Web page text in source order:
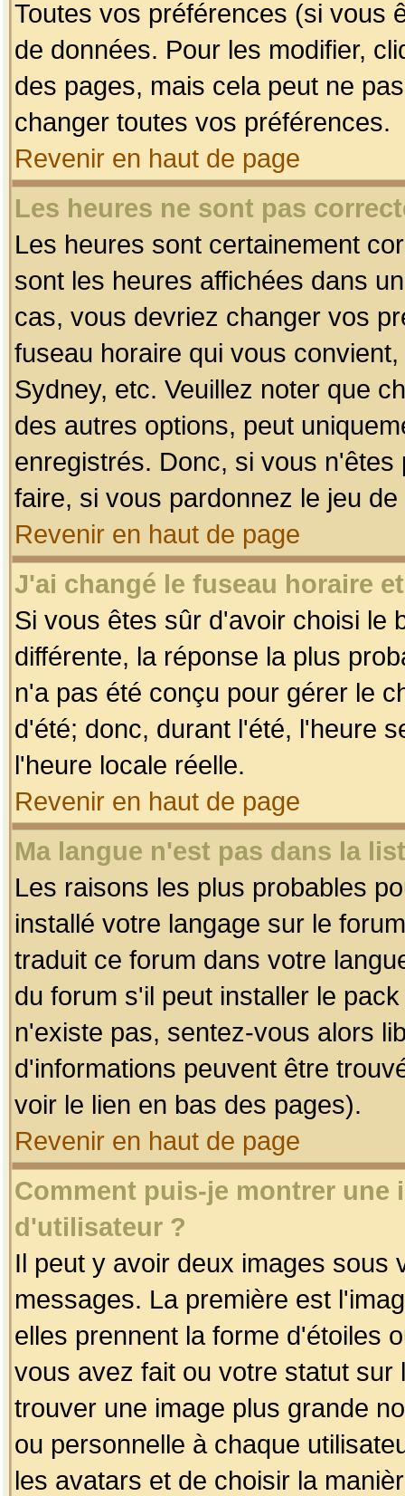
Toutes vos préférences (si vous
de données. Pour les modifier,
des pages, mais cela peut ne
changer toutes vos préférences.
Revenir en haut de page
Les heures ne sont pas
Les heures sont certainement
sont les heures affichées dans
cas, vous devriez changer vos
fuseau horaire qui vous
Sydney, etc. Veuillez noter que
des autres options, peut
enregistrés. Donc, si vous
faire, si vous pardonnez le jeu
Revenir en haut de page
J'ai changé le fuseau horaire
Si vous êtes sûr d'avoir choisi le
différente, la réponse la plus
n'a pas été conçu pour gérer le
d'été; donc, durant l'été, l'heure
l'heure locale réelle.
Revenir en haut de page
Ma langue n'est pas dans la
Les raisons les plus probables
installé votre langage sur le
traduit ce forum dans votre
du forum s'il peut installer le
n'existe pas, sentez-vous alors
d'informations peuvent être
voir le lien en bas des pages).
Revenir en haut de page
Comment puis-je montrer une
d'utilisateur ?
Il peut y avoir deux images sous
messages. La première est
elles prennent la forme d'étoiles
vous avez fait ou votre statut
trouver une image plus grande
ou personnelle à chaque
les avatars et de choisir la